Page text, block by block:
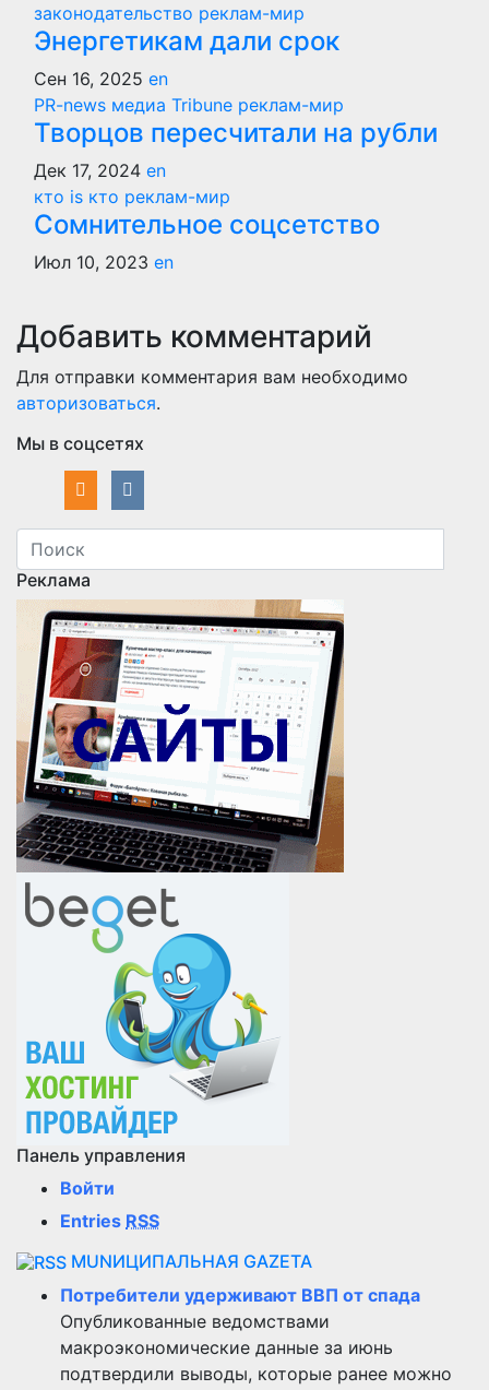
законодательство реклам-мир
Энергетикам дали срок
Сен 16, 2025 en
PR-news медиа Tribune реклам-мир
Творцов пересчитали на рубли
Дек 17, 2024 en
кто is кто реклам-мир
Сомнительное соцсетство
Июл 10, 2023 en
Добавить комментарий
Для отправки комментария вам необходимо
авторизоваться.
Мы в соцсетях
Реклама
Панель управления
Войти
Entries RSS
MUNИЦИПАЛЬНАЯ GAZЕТА
Потребители удерживают ВВП от спада
Опубликованные ведомствами
макроэкономические данные за июнь
подтвердили выводы, которые ранее можно